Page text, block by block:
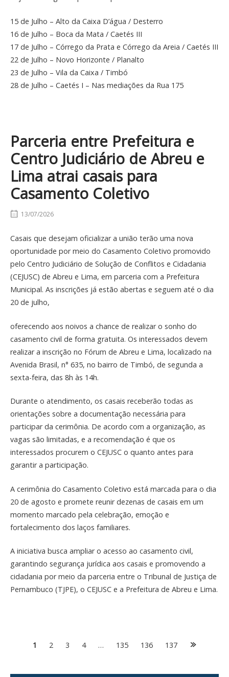
15 de Julho – Alto da Caixa D’água / Desterro
16 de Julho – Boca da Mata / Caetés III
17 de Julho – Córrego da Prata e Córrego da Areia / Caetés III
22 de Julho – Novo Horizonte / Planalto
23 de Julho – Vila da Caixa / Timbó
28 de Julho – Caetés I – Nas mediações da Rua 175
Parceria entre Prefeitura e
Centro Judiciário de Abreu e
Lima atrai casais para
Casamento Coletivo
13/07/2026
Casais que desejam oficializar a união terão uma nova
oportunidade por meio do Casamento Coletivo promovido
pelo Centro Judiciário de Solução de Conflitos e Cidadania
(CEJUSC) de Abreu e Lima, em parceria com a Prefeitura
Municipal. As inscrições já estão abertas e seguem até o dia
20 de julho,
oferecendo aos noivos a chance de realizar o sonho do
casamento civil de forma gratuita. Os interessados devem
realizar a inscrição no Fórum de Abreu e Lima, localizado na
Avenida Brasil, n° 635, no bairro de Timbó, de segunda a
sexta-feira, das 8h às 14h.
Durante o atendimento, os casais receberão todas as
orientações sobre a documentação necessária para
participar da cerimônia. De acordo com a organização, as
vagas são limitadas, e a recomendação é que os
interessados procurem o CEJUSC o quanto antes para
garantir a participação.
A cerimônia do Casamento Coletivo está marcada para o dia
20 de agosto e promete reunir dezenas de casais em um
momento marcado pela celebração, emoção e
fortalecimento dos laços familiares.
A iniciativa busca ampliar o acesso ao casamento civil,
garantindo segurança jurídica aos casais e promovendo a
cidadania por meio da parceria entre o Tribunal de Justiça de
Pernambuco (TJPE), o CEJUSC e a Prefeitura de Abreu e Lima.
Posts
1 2 3 4 … 135 136 137